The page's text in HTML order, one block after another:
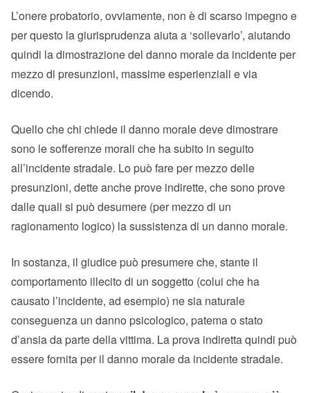
L’onere probatorio, ovviamente, non è di scarso impegno e
per questo la giurisprudenza aiuta a ‘sollevarlo’, aiutando
quindi la dimostrazione del danno morale da incidente per
mezzo di presunzioni, massime esperienziali e via
dicendo.
Quello che chi chiede il danno morale deve dimostrare
sono le sofferenze morali che ha subito in seguito
all’incidente stradale. Lo può fare per mezzo delle
presunzioni, dette anche prove indirette, che sono prove
dalle quali si può desumere (per mezzo di un
ragionamento logico) la sussistenza di un danno morale.
In sostanza, il giudice può presumere che, stante il
comportamento illecito di un soggetto (colui che ha
causato l’incidente, ad esempio) ne sia naturale
conseguenza un danno psicologico, patema o stato
d’ansia da parte della vittima. La prova indiretta quindi può
essere fornita per il danno morale da incidente stradale.